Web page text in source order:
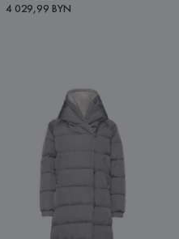
4 029,99 BYN